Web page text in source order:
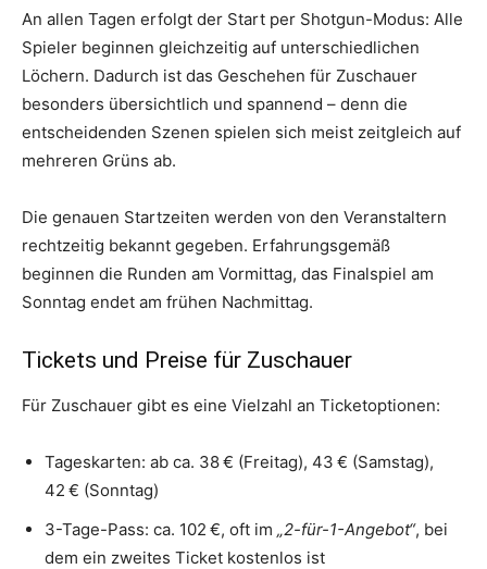
An allen Tagen erfolgt der Start per Shotgun-Modus: Alle
Spieler beginnen gleichzeitig auf unterschiedlichen
Löchern. Dadurch ist das Geschehen für Zuschauer
besonders übersichtlich und spannend – denn die
entscheidenden Szenen spielen sich meist zeitgleich auf
mehreren Grüns ab.
Die genauen Startzeiten werden von den Veranstaltern
rechtzeitig bekannt gegeben. Erfahrungsgemäß
beginnen die Runden am Vormittag, das Finalspiel am
Sonntag endet am frühen Nachmittag.
Tickets und Preise für Zuschauer
Für Zuschauer gibt es eine Vielzahl an Ticketoptionen:
Tageskarten: ab ca. 38 € (Freitag), 43 € (Samstag),
42 € (Sonntag)
3-Tage-Pass: ca. 102 €, oft im „2-für-1-Angebot“, bei
dem ein zweites Ticket kostenlos ist